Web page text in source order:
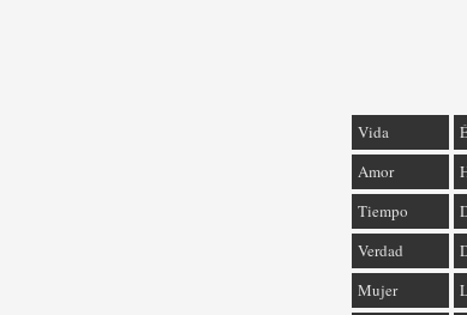
Vida
Amor
Tiempo
Verdad
Mujer